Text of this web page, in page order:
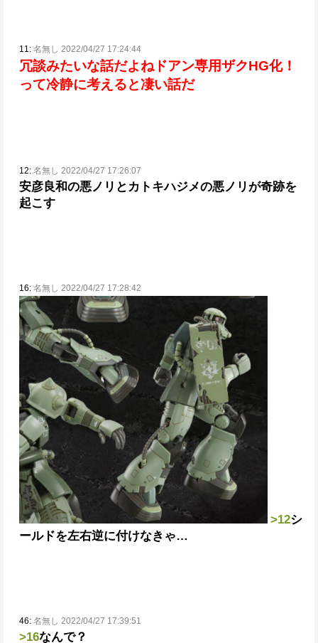
11: 名無し 2022/04/27 17:24:44
冗談みたいな話だよね ドアン専用ザクHG化！
って冷静に考えると凄い話だ
12: 名無し 2022/04/27 17:26:07
安彦良和の悪ノリとカトキハジメの悪ノリが奇跡を
起こす
16: 名無し 2022/04/27 17:28:42
>12シ
ールドを左右逆に付けなきゃ…
46: 名無し 2022/04/27 17:39:51
>16なんで？